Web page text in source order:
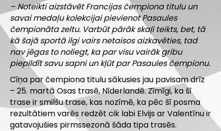
– Noteikti aizstāvēt Francijas čempiona titulu un
savai medaļu kolekcijai pievienot Pasaules
čempionāta zeltu. Varbūt pārāk skaļi teikts, bet, tā
kā šajā sportā ilgi vairs netaisos aizkavēties, tad
nav jēgas to noliegt, ka par visu vairāk gribu
piepildīt savu sapni un kļūt par Pasaules čempionu.
Cīņa par čempiona titulu sākusies jau pavisam drīz
– 25. martā Osas trasē, Nīderlandē. Zīmīgi, ka šī
trase ir smilšu trase, kas nozīmē, ka pēc šī posma
rezultātiem varēs redzēt cik labi Elvijs ar Valentīnu ir
gatavojušies pirmssezonā šāda tipa trasēs.